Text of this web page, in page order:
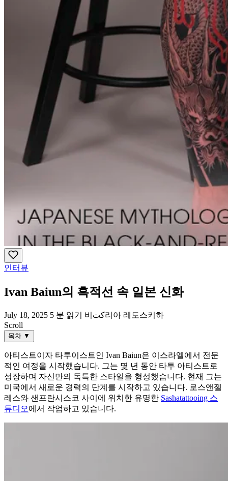
인터뷰
Ivan Baiun의 흑적선 속 일본 신화
July 18, 2025 5 분 읽기
비كت리아 레도스키하
Scroll
목차 ▼
아티스트이자 타투이스트인 Ivan Baiun은 이스라엘에서 전문
적인 여정을 시작했습니다. 그는 몇 년 동안 타투 아티스트로
성장하며 자신만의 독특한 스타일을 형성했습니다. 현재 그는
미국에서 새로운 경력의 단계를 시작하고 있습니다. 로스앤젤
레스와 샌프란시스코 사이에 위치한 유명한 Sashatattooing 스
튜디오에서 작업하고 있습니다.